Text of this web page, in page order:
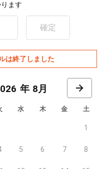
ます
確定
は終了しました
8月
水 木 金 土
1
5 6 7 8